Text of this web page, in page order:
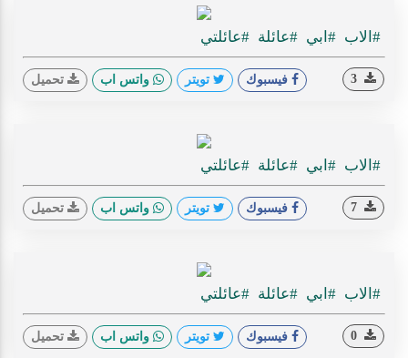
#الاب #ابي #عائلة #عائلتي
فيسبوك تويتر واتس اب تحميل
#الاب #ابي #عائلة #عائلتي
فيسبوك تويتر واتس اب تحميل
#الاب #ابي #عائلة #عائلتي
فيسبوك تويتر واتس اب تحميل